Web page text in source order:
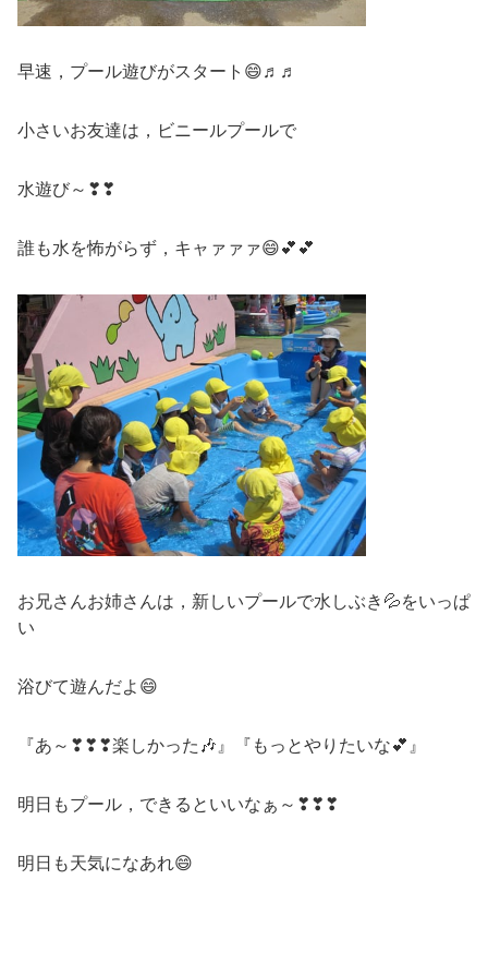
早速，プール遊びがスタート😄♬♬
小さいお友達は，ビニールプールで
水遊び～❣❣
誰も水を怖がらず，キャァァァ😄💕💕
お兄さんお姉さんは，新しいプールで水しぶき💦をいっぱ
い
浴びて遊んだよ😄
『あ～❣❣❣楽しかった🎶』『もっとやりたいな💕』
明日もプール，できるといいなぁ～❣❣❣
明日も天気になあれ😄